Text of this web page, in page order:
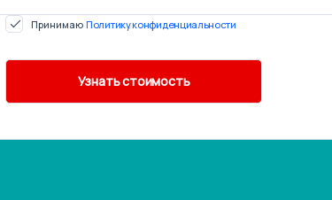
Принимаю Политику конфиденциальности